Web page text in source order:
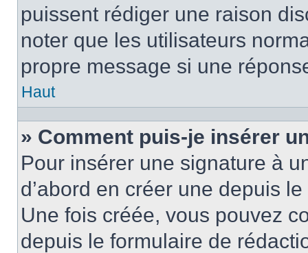
puissent rédiger une raison
noter que les utilisateurs
propre message si une
Haut
» Comment puis-je insérer
Pour insérer une signature à
d’abord en créer une depuis
Une fois créée, vous pouvez
depuis le formulaire de